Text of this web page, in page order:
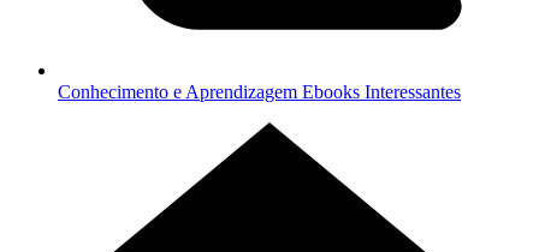
Conhecimento e Aprendizagem Ebooks Interessantes